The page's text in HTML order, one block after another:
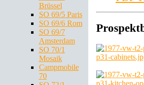
Brüssel
SO 69/5 Paris
SO 69/6 Rom
SO 69/7
Amsterdam
SO 70/1
Mosaik
Campmobile
70